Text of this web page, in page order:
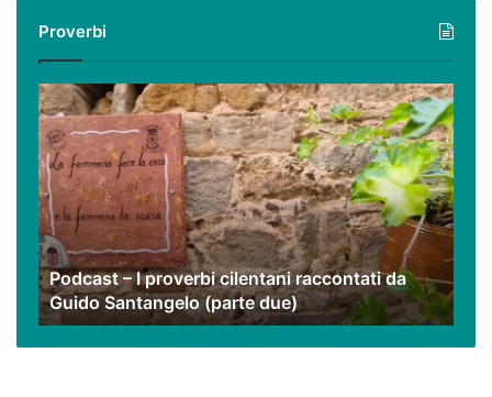
nostri
video
Proverbi
Podcast
–
I
proverbi
cilentani
raccontati
da
Guido
Santangelo
(parte
due)
Podcast – I proverbi cilentani raccontati da
Guido Santangelo (parte due)